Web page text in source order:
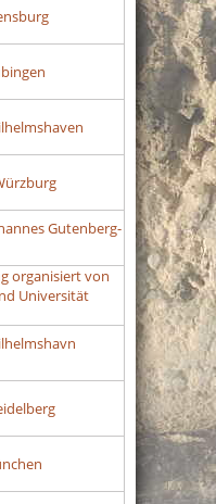
Gutenberg-
organisiert von
Universität